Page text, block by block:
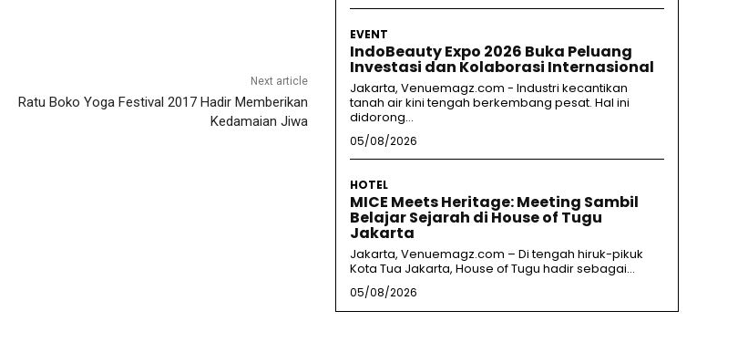
Next article
Ratu Boko Yoga Festival 2017 Hadir Memberikan
Kedamaian Jiwa
EVENT
IndoBeauty Expo 2026 Buka Peluang
Investasi dan Kolaborasi Internasional
Jakarta, Venuemagz.com - Industri kecantikan
tanah air kini tengah berkembang pesat. Hal ini
didorong...
05/08/2026
HOTEL
MICE Meets Heritage: Meeting Sambil
Belajar Sejarah di House of Tugu
Jakarta
Jakarta, Venuemagz.com – Di tengah hiruk-pikuk
Kota Tua Jakarta, House of Tugu hadir sebagai...
05/08/2026